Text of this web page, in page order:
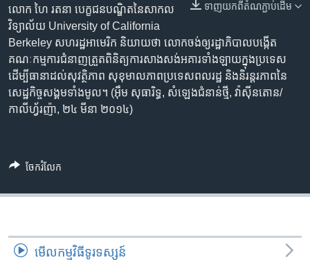
ទៅ​
ទំព័រ​
រចនា
សម្ព័ន្ធ​
រំលង​
និង​
ចូល​
ទំព័រ​
រក
វិទ្យុ / ផតខាសថ៍
កម្មវិធីទាំងអស់
Khmer English
បណ្តាញ​សង្គម
ភាសា
ទាញ​យក​ពី​តំណភ្ជាប់​ដើម
លោក​ ហៃ រតនា បេក្ខជន​បណ្ឌិត​នៃ​សាកល
វិទ្យាល័យ​ University of California
Berkeley​ សហរដ្ឋ​អាមេរិក និយាយ​ថា លោក​ចង់​ឲ្យ​រដ្ឋាភិបាល​បង្កើត​
គណៈកម្មការ​ជំនាញ​ត្រួត​ពិនិត្យ​ការ​សាងសង់​អគារ​ទាំង​ឡាយ​ក្នុង​ប្រទេស​
ដើម្បី​ធានា​ដល់​សុវត្ថិភាព​ ​សុខុមាលភាព​​ប្រទេស​ពលរដ្ឋ​ និង​និរន្តរភាព​នៃ​
សេដ្ឋកិច្ច​សង្គម​ទាំង​មូល។ (អ៊ឹម សុធារិទ្ធ, សំឡេង​ជំនាន់​ថ្មី, វ៉ាស៊ីនតោន/
កាលីហ្វ័រញ៉ា, ២៤ មីនា ២០១៤)
ចែករំលែក
មើល​កម្មវិធី​ទូរទស្សន៍